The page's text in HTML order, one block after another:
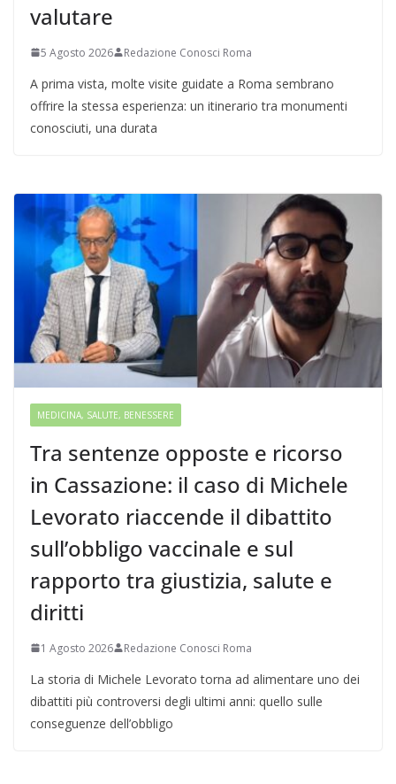
valutare
5 Agosto 2026 Redazione Conosci Roma
A prima vista, molte visite guidate a Roma sembrano
offrire la stessa esperienza: un itinerario tra monumenti
conosciuti, una durata
MEDICINA, SALUTE, BENESSERE
Tra sentenze opposte e ricorso
in Cassazione: il caso di Michele
Levorato riaccende il dibattito
sull’obbligo vaccinale e sul
rapporto tra giustizia, salute e
diritti
1 Agosto 2026 Redazione Conosci Roma
La storia di Michele Levorato torna ad alimentare uno dei
dibattiti più controversi degli ultimi anni: quello sulle
conseguenze dell’obbligo